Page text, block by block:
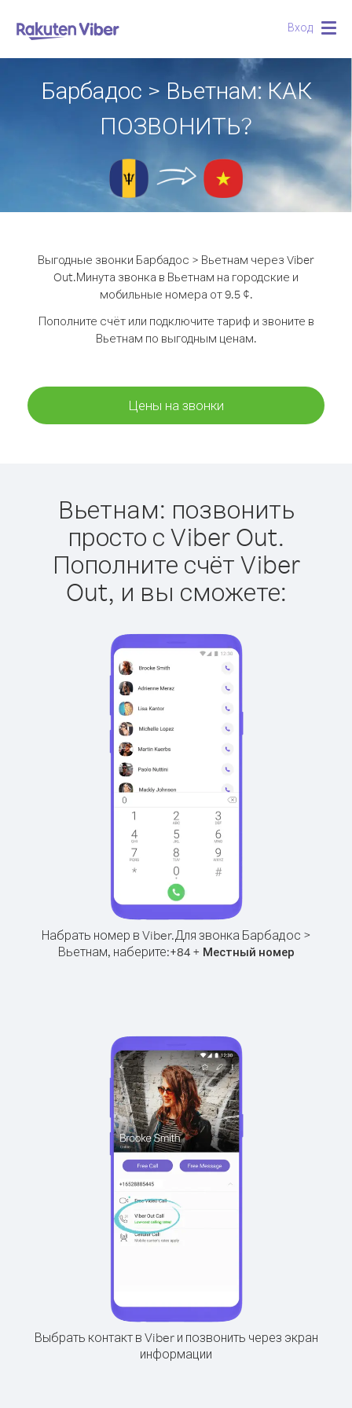
Вход
Барбадос > Вьетнам: КАК
ПОЗВОНИТЬ?
Выгодные звонки Барбадос > Вьетнам через Viber
Out.Минута звонка в Вьетнам на городские и
мобильные номера от 9.5 ¢.
Пополните счёт или подключите тариф и звоните в
Вьетнам по выгодным ценам.
Цены на звонки
Вьетнам: позвонить
просто с Viber Out.
Пополните счёт Viber
Out, и вы сможете:
Набрать номер в Viber.Для звонка Барбадос >
Вьетнам, наберите:+84+ Местный номер
Выбрать контакт в Viber и позвонить через экран
информации